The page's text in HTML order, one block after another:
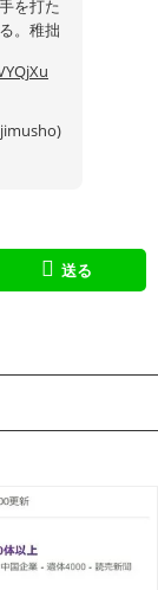
を打た
。稚拙
送る